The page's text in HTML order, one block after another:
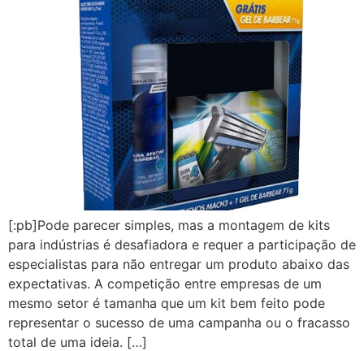
[:pb]Pode parecer simples, mas a montagem de kits
para indústrias é desafiadora e requer a participação de
especialistas para não entregar um produto abaixo das
expectativas. A competição entre empresas de um
mesmo setor é tamanha que um kit bem feito pode
representar o sucesso de uma campanha ou o fracasso
total de uma ideia. […]